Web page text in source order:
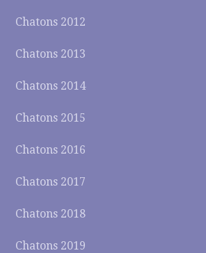
Chatons 2012
Chatons 2013
Chatons 2014
Chatons 2015
Chatons 2016
Chatons 2017
Chatons 2018
Chatons 2019